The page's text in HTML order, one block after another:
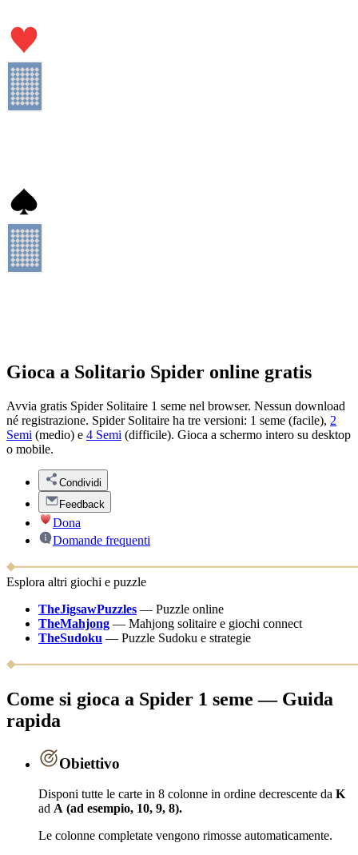
Gioca a Solitario Spider online gratis
Avvia gratis Spider Solitaire 1 seme nel browser. Nessun download
né registrazione. Spider Solitaire ha tre versioni: 1 seme (facile), 2
Semi (medio) e 4 Semi (difficile). Gioca a schermo intero su desktop
o mobile.
Condividi
Feedback
Dona
Domande frequenti
Esplora altri giochi e puzzle
TheJigsawPuzzles — Puzzle online
TheMahjong — Mahjong solitaire e giochi connect
TheSudoku — Puzzle Sudoku e strategie
Come si gioca a Spider 1 seme — Guida
rapida
Obiettivo
Disponi tutte le carte in 8 colonne in ordine decrescente da K
ad A (ad esempio, 10, 9, 8).
Le colonne completate vengono rimosse automaticamente.